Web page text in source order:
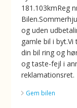
181.103kmReg
og uden
gamle bil i
din bil ring og
og taste-fejl i
reklamationsret.
Gem bilen